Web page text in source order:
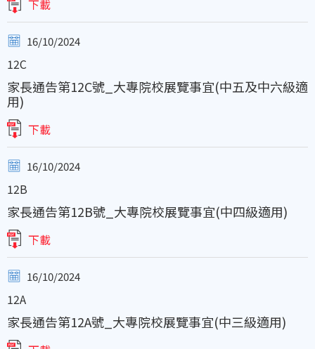
下載
16/10/2024
12C
家長通告第12C號_大專院校展覽事宜(中五及中六級適
用)
下載
16/10/2024
12B
家長通告第12B號_大專院校展覽事宜(中四級適用)
下載
16/10/2024
12A
家長通告第12A號_大專院校展覽事宜(中三級適用)